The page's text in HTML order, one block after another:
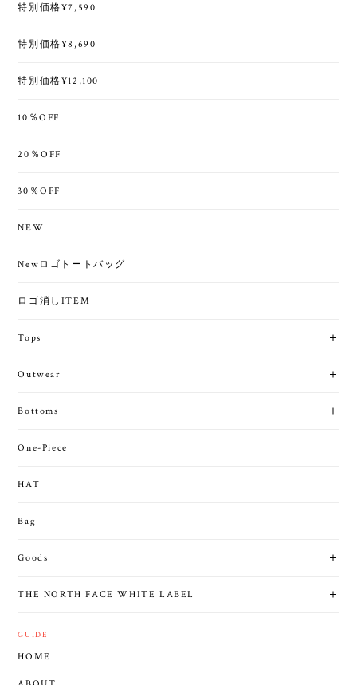
特別価格¥7,590
特別価格¥8,690
特別価格¥12,100
10％OFF
20％OFF
30％OFF
NEW
Newロゴトートバッグ
ロゴ消しITEM
Tops
Outwear
Bottoms
One-Piece
HAT
Bag
Goods
THE NORTH FACE WHITE LABEL
GUIDE
HOME